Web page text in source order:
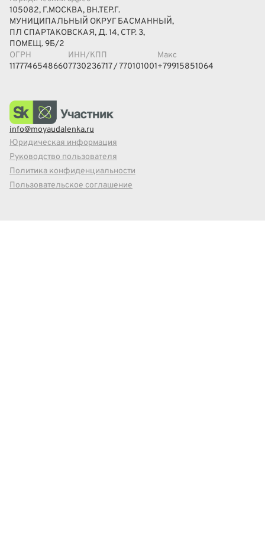
105082, Г.МОСКВА, ВН.ТЕР.Г.
МУНИЦИПАЛЬНЫЙ ОКРУГ БАСМАННЫЙ,
ПЛ СПАРТАКОВСКАЯ, Д. 14, СТР. 3,
ПОМЕЩ. 9Б/2
ОГРН
1177746548660
ИНН/КПП
7730236717 / 770101001
Макс
+79915851064
info@moyaudalenka.ru
Юридическая информация
Руководство пользователя
Политика конфиденциальности
Пользовательское соглашение